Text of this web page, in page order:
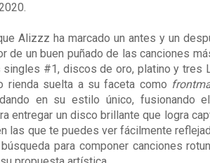
Alizzz ha marcado un antes y un
de un buen puñado de las canciones
#1, discos de oro, platino y tres
rienda suelta a su faceta como
en su estilo único, fusionando
entregar un disco brillante que logra
las que te puedes ver fácilmente
para componer canciones